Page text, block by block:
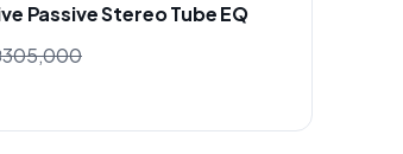
Passive Stereo Tube EQ